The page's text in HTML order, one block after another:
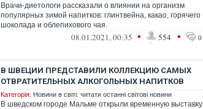
Врачи-диетологи рассказали о влиянии на организм
популярных зимой напитков: глинтвейна, какао, горячего
шоколада и облепихового чая.
08.01.2021, 00:35 • 554 • 0
В ШВЕЦИИ ПРЕДСТАВИЛИ КОЛЛЕКЦИЮ САМЫХ
ОТВРАТИТЕЛЬНЫХ АЛКОГОЛЬНЫХ НАПИТКОВ
Категорія: Новини в світі: читати останні світові новини
В шведском городе Мальме открыли временную выставку